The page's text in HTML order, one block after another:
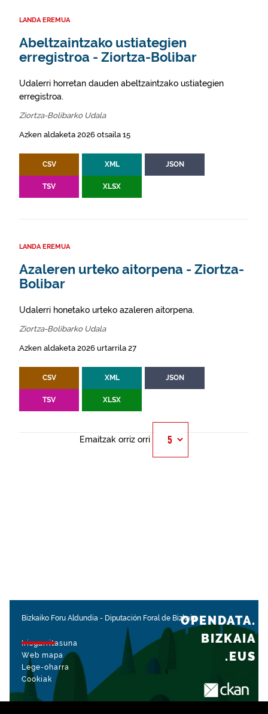
LANDA EREMUA
Abeltzaintzako ustiategien
erregistroa - Ziortza-Bolibar
Udalerri horretan dauden abeltzaintzako ustiategien
erregistroa.
Ziortza-Bolibarko Udala
Azken aldaketa 2026 otsaila 15
CSV XML JSON
TSV XLSX
LANDA EREMUA
Azaleren urteko aitorpena - Ziortza-
Bolibar
Udalerri honetako urteko azaleren aitorpena.
Ziortza-Bolibarko Udala
Azken aldaketa 2026 urtarrila 27
CSV XML JSON
TSV XLSX
Emaitzak orriz orri
Bizkaiko Foru Aldundia - Diputación Foral de Bizkaia
Irisgarritasuna
Web mapa
Lege-oharra
Cookiak
OPENDATA.
BIZKAIA
.EUS